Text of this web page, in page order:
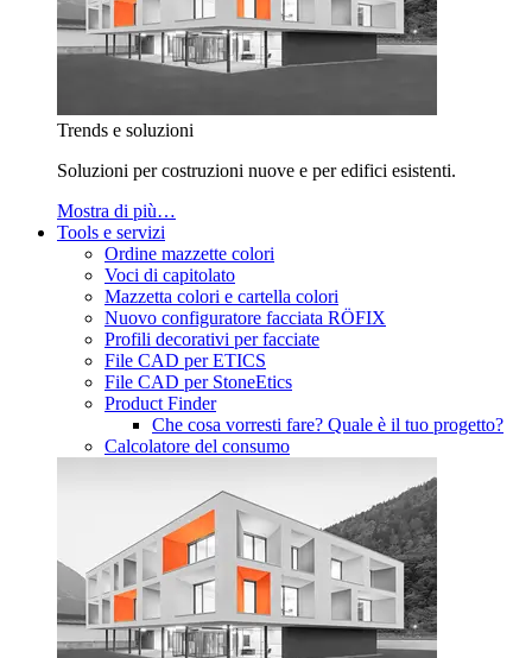
Trends e soluzioni
Soluzioni per costruzioni nuove e per edifici esistenti.
Mostra di più…
Tools e servizi
Ordine mazzette colori
Voci di capitolato
Mazzetta colori e cartella colori
Nuovo configuratore facciata RÖFIX
Profili decorativi per facciate
File CAD per ETICS
File CAD per StoneEtics
Product Finder
Che cosa vorresti fare? Quale è il tuo progetto?
Calcolatore del consumo